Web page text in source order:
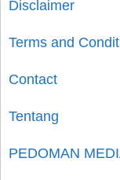
Disclaimer
Terms and
Contact
Tentang
PEDOMAN